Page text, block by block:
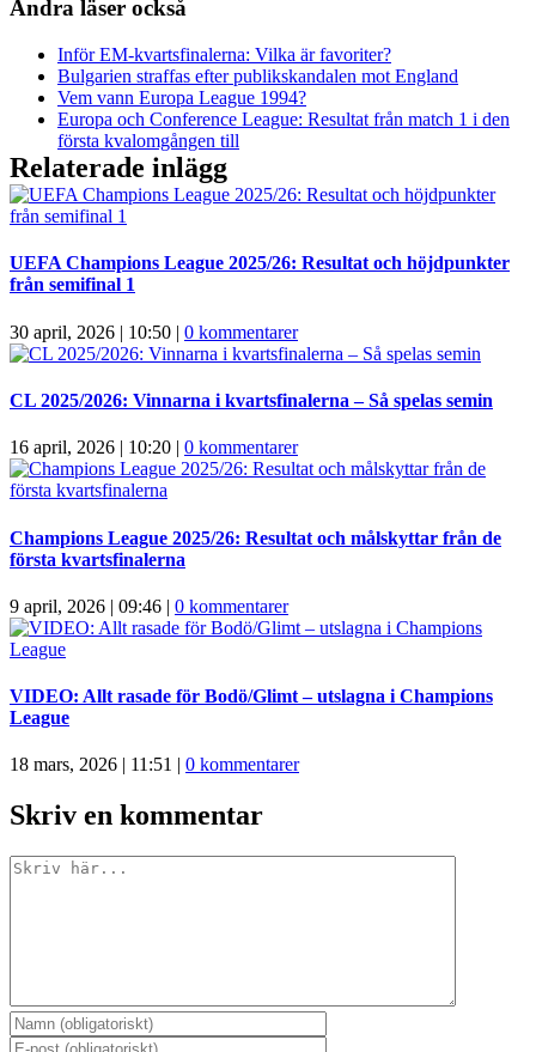
Andra läser också
Inför EM-kvartsfinalerna: Vilka är favoriter?
Bulgarien straffas efter publikskandalen mot England
Vem vann Europa League 1994?
Europa och Conference League: Resultat från match 1 i den
första kvalomgången till
Relaterade inlägg
UEFA Champions League 2025/26: Resultat och höjdpunkter
från semifinal 1
30 april, 2026 | 10:50 | 0 kommentarer
CL 2025/2026: Vinnarna i kvartsfinalerna – Så spelas semin
16 april, 2026 | 10:20 | 0 kommentarer
Champions League 2025/26: Resultat och målskyttar från de
första kvartsfinalerna
9 april, 2026 | 09:46 | 0 kommentarer
VIDEO: Allt rasade för Bodö/Glimt – utslagna i Champions
League
18 mars, 2026 | 11:51 | 0 kommentarer
Skriv en kommentar
Kommentar